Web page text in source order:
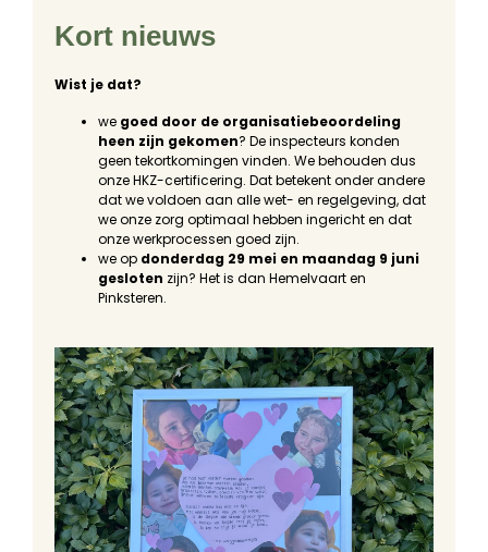
Kort nieuws
Wist je dat?
we goed door de organisatiebeoordeling
heen zijn gekomen? De inspecteurs konden
geen tekortkomingen vinden. We behouden dus
onze HKZ-certificering. Dat betekent onder andere
dat we voldoen aan alle wet- en regelgeving, dat
we onze zorg optimaal hebben ingericht en dat
onze werkprocessen goed zijn.
we op donderdag 29 mei en maandag 9 juni
gesloten zijn? Het is dan Hemelvaart en
Pinksteren.